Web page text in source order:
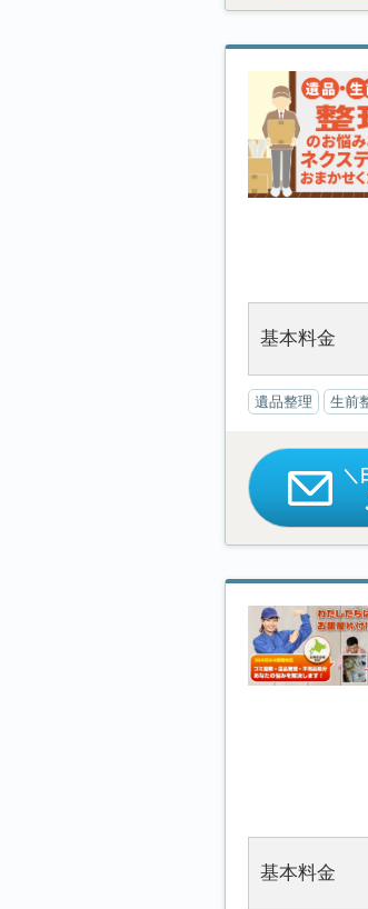
基本料金
遺品整理 生前
基本料金